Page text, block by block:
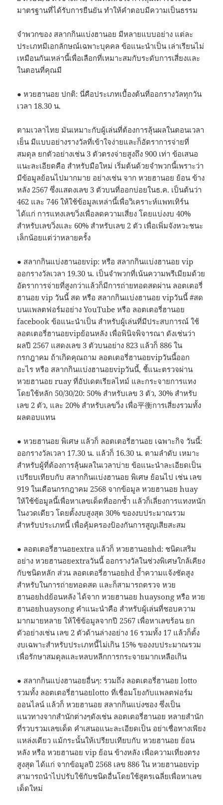
มาตรฐานที่ได้รับการยืนยัน ทำให้คำตอบมีความเป็นธรรม
จำพวกของ สลากกินแบ่งฮานอย มีหลายแบบอย่าง แต่ละ
ประเภทมีเอกลักษณ์เฉพาะบุคคล ข้อแนะนำเป็น เล่าเรียนไม่
เหมือนกันเหล่านี้เพื่อเลือกที่เหมาะสมกับระดับการเสี่ยงและ
ในตอนที่คุณมี
● หวยฮานอย ปกติ: นี่คือประเภทเบื้องต้นที่ออกรางวัลทุกวัน
เวลา 18.30 น.
ตามเวลาไทย มันเหมาะกับผู้เล่นที่ต้องการลุ้นผลในตอนเวลา
เย็น มีแบบอย่างรางวัลที่เข้าใจง่ายและก็อัตราการจ่ายที่
สมดุล ยกตัวอย่างเช่น 3 ตัวตรงจ่ายสูงถึง 900 เท่า ข้อเสนอ
แนะละเอียดคือ สำหรับมือใหม่ เริ่มต้นด้วยจำพวกนี้เพราะว่า
มีข้อมูลย้อนไปมากมาย อย่างเช่น จาก หวยฮานอย ย้อน ข้าง
หลัง 2567 ซึ่งแสดงเลข 3 ตัวบนที่ออกบ่อยในธ.ค. เป็นต้นว่า
462 และ 746 ให้ใช้ข้อมูลเหล่านี้เพื่อวิเคราะห์แพทเทิร์น
ได้แก่ การแทงเลขวิ่งเพื่อลดความเสี่ยง โดยแบ่งงบ 40%
สำหรับเลขวิ่งและ 60% สำหรับเลข 2 ตัว เพื่อเพิ่มจังหวะชนะ
เล็กน้อยแต่ว่าหลายครั้ง
● สลากกินแบ่งฮานอยvip: หรือ สลากกินแบ่งฮานอย vip
ออกรางวัลเวลา 19.30 น. เป็นจำพวกที่เน้นความพรีเมียมด้วย
อัตราการจ่ายที่สูงกว่าแล้วก็มีการถ่ายทอดสดผ่าน ลอตเตอรี่
ฮานอย vip วันนี้ สด หรือ สลากกินแบ่งฮานอย vipวันนี้ #สด
บนแพลตฟอร์มอย่าง YouTube หรือ ลอตเตอรี่ฮานอย
facebook ข้อแนะนำเป็น สำหรับผู้เล่นที่มีประสบการณ์ ใช้
ลอตเตอรี่ฮานอยvipย้อนหลัง เพื่อพินิจพิจารณา ดังเช่นว่า
ผลปี 2567 แสดงเลข 3 ตัวบนอย่าง 823 แล้วก็ 886 ใน
กรกฎาคม ถ้าเกิดคุณถาม ลอตเตอรี่ฮานอยvipวันนี้ออก
อะไร หรือ สลากกินแบ่งฮานอยvipวันนี้, ชี้แนะตรวจผ่าน
หวยฮานอย ruay ที่อัปเดตเรียลไทม์ และกระจายการแทง
โดยใช้หลัก 50/30/20: 50% สำหรับเลข 3 ตัว, 30% สำหรับ
เลข 2 ตัว, และ 20% สำหรับเลขวิ่ง เพื่อ平衡การเสี่ยงรวมทั้ง
ผลตอบแทน
● หวยฮานอย พิเศษ แล้วก็ ลอตเตอรี่ฮานอย เฉพาะกิจ วันนี้:
ออกรางวัลเวลา 17.30 น. แล้วก็ 16.30 น. ตามลำดับ เหมาะ
สำหรับผู้ที่ต้องการลุ้นผลในเวลาบ่าย ข้อแนะนำละเอียดเป็น
เปรียบเทียบกับ สลากกินแบ่งฮานอย พิเศษ ย้อนไป เช่น เลข
919 ในเดือนกรกฎาคม 2568 จากข้อมูล หวยฮานอย huay
ให้ใช้ข้อมูลนี้เพื่อหาเลขเด็ดที่ออกซ้ำ แล้วก็เลี่ยงการแทงหนัก
ในงวดเดียว โดยตั้งงบสูงสุด 30% ของงบประมาณรวม
สำหรับประเภทนี้ เพื่อคุ้มครองป้องกันการสูญเสียสะสม
● ลอตเตอรี่ฮานอยextra แล้วก็ หวยฮานอยhd: ชนิดเสริม
อย่าง หวยฮานอยextraวันนี้ ออกรางวัลในช่วงพิเศษใกล้เคียง
กับชนิดหลัก ส่วน ลอตเตอรี่ฮานอยhd ย้ำความแจ้งชัดสูง
สำหรับในการถ่ายทอดสด และก็สามารถตรวจ หวย
ฮานอยhdย้อนหลัง ได้จาก หวยฮานอย huaysong หรือ หวย
ฮานอยhuaysong คำแนะนำคือ สำหรับผู้เล่นที่ชอบความ
มากมายหลาย ให้ใช้ข้อมูลจากปี 2567 เพื่อหาเลขร้อน ยก
ตัวอย่างเช่น เลข 2 ตัวด้านล่างอย่าง 16 รวมทั้ง 17 แล้วก็ตั้ง
งบเฉพาะสำหรับประเภทนี้ไม่เกิน 15% ของงบประมาณรวม
เพื่อรักษาสมดุลและหลบหลีกการกระจายมากเหลือเกิน
● สลากกินแบ่งฮานอยอื่นๆ: รวมถึง ลอตเตอรี่ฮานอย lotto
รวมทั้ง ลอตเตอรี่ฮานอยlotto ที่เชื่อมโยงกับแพลตฟอร์ม
ออนไลน์ แล้วก็ หวยฮานอย สลากกินแบ่งซอง ซึ่งเป็น
แนวทางจากสำนักต่างๆดังเช่น ลอตเตอรี่ฮานอย หลายสํานัก
ที่รวบรวมเลขเด็ด คำเสนอแนะละเอียดเป็น อย่าเชื่อทางเพียง
แหล่งเดียว แม้กระนั้นให้เปรียบเทียบกับ หวยฮานอย ย้อน
หลัง หรือ หวยฮานอย vip ย้อน ข้างหลัง เพื่อความเที่ยงตรง
สูงสุด ได้แก่ จากข้อมูลปี 2568 เลข 886 ใน หวยฮานอยvip
สามารถนำไปปรับใช้กับชนิดอื่นโดยใช้สูตรเฉลี่ยเพื่อหาเลข
เด็ดใหม่